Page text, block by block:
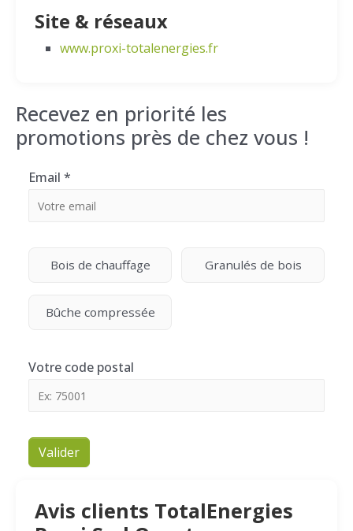
Site & réseaux
www.proxi-totalenergies.fr
Recevez en priorité les
promotions près de chez vous !
Email *
Bois de chauffage Granulés de bois
Bûche compressée
Votre code postal
Valider
Avis clients TotalEnergies